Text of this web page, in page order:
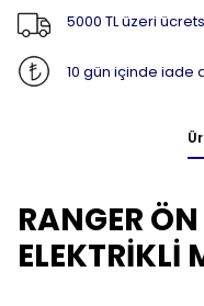
5000 TL üzeri
10 gün içinde iade
RANGER
ELEKTRİKLİ